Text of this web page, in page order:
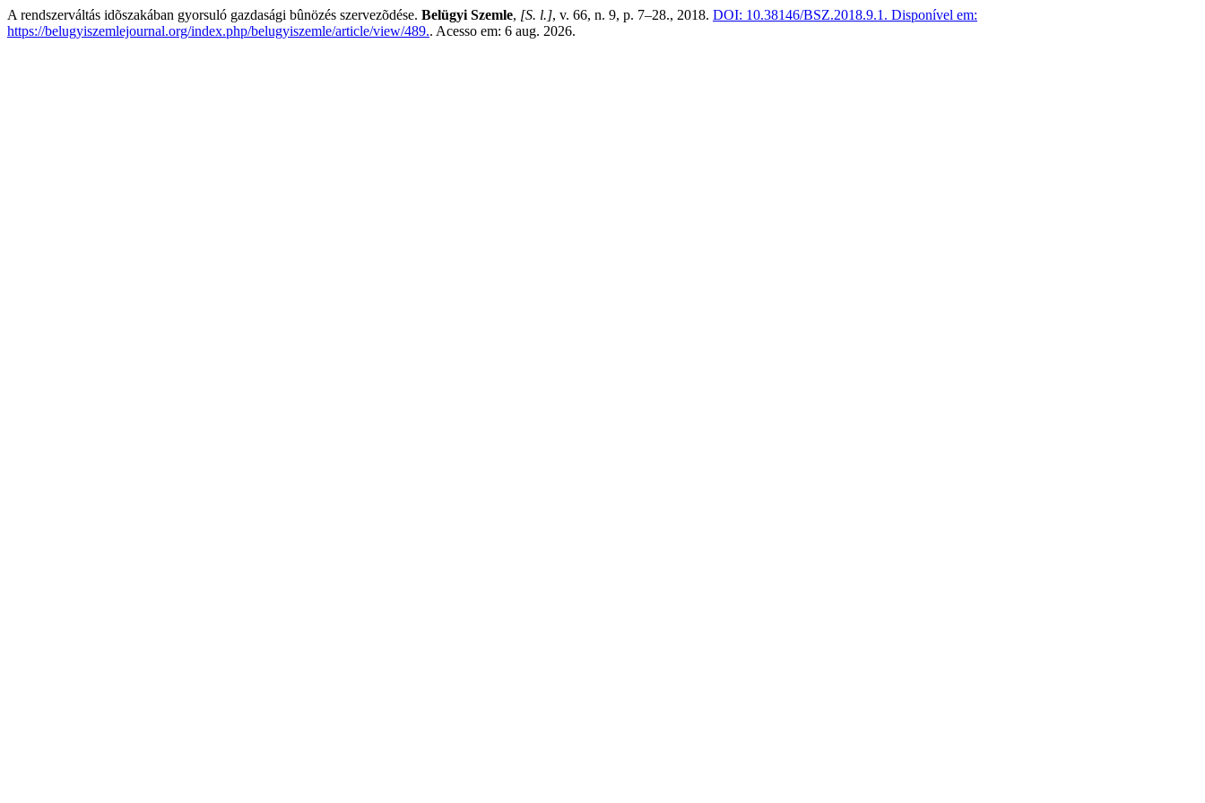
A rendszerváltás idõszakában gyorsuló gazdasági bûnözés szervezõdése. Belügyi Szemle, [S. l.], v. 66, n. 9, p. 7–28., 2018. DOI: 10.38146/BSZ.2018.9.1. Disponível em:
https://belugyiszemlejournal.org/index.php/belugyiszemle/article/view/489.. Acesso em: 6 aug. 2026.